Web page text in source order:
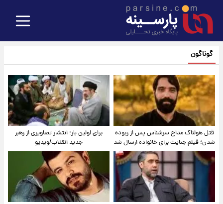
گوناگون
قتل هولناک مداح سرشناس پس از ربوده
شدن؛ فیلم جنایت برای خانواده ارسال شد
برای اولین بار؛ انتشار تصاویری از رهبر
جدید انقلاب/ویدیو